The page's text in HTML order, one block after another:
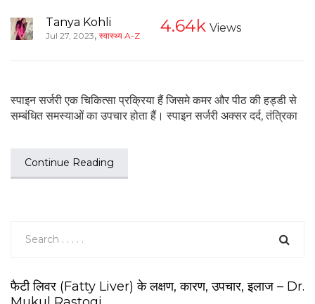
Tanya Kohli
Jul 27, 2023, स्वास्थ्य A-Z 4.64k Views
स्पाइन सर्जरी एक चिकित्सा प्रक्रिया हैं जिसमे कमर और पीठ की हड्डी से
सम्बंधित समस्याओं का उपचार होता हैं। स्पाइन सर्जरी अक्सर दर्द, तंत्रिका
Continue Reading
फैटी लिवर (Fatty Liver) के लक्षण, कारण, उपचार, इलाज – Dr.